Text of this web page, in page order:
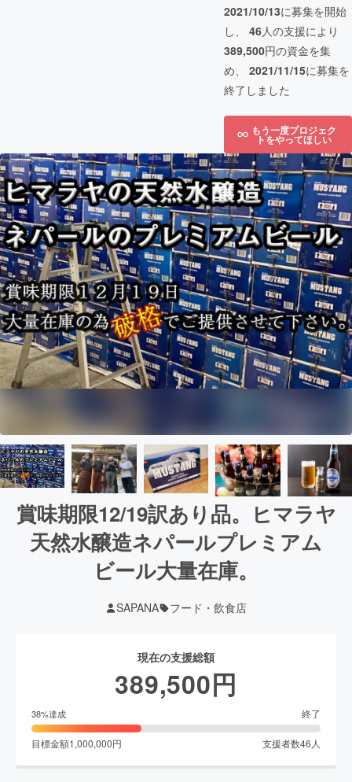
2021/10/13に募集を開始
し、 46人の支援により
389,500円の資金を集
め、 2021/11/15に募集を
終了しました
もう一度プロジェク
トをやってほしい
賞味期限12/19訳あり品。ヒマラヤ
天然水醸造ネパールプレミアム
ビール大量在庫。
SAPANA フード・飲食店
現在の支援総額
389,500円
38%達成 終了
目標金額1,000,000円 支援者数46 人